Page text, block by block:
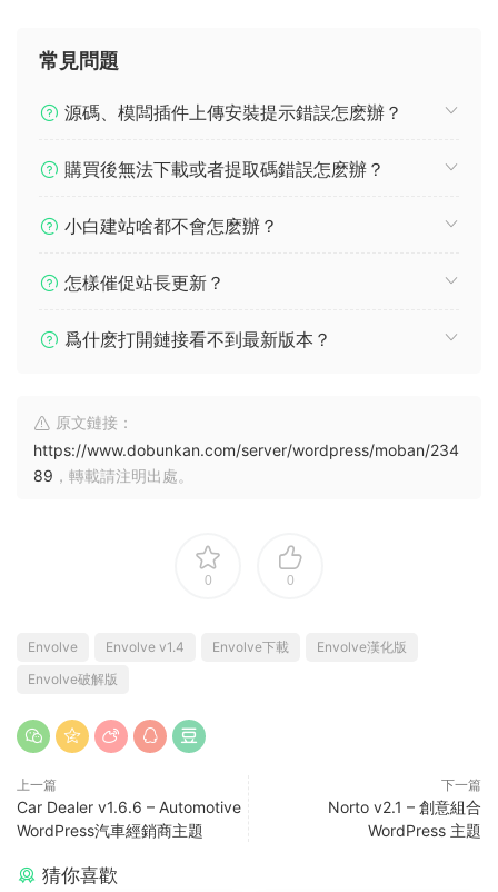
常見問題
源碼、模闆插件上傳安裝提示錯誤怎麽辦？
購買後無法下載或者提取碼錯誤怎麽辦？
小白建站啥都不會怎麽辦？
怎樣催促站長更新？
爲什麽打開鏈接看不到最新版本？
原文鏈接：
https://www.dobunkan.com/server/wordpress/moban/234
89 ，轉載請注明出處。
0 0
Envolve Envolve v1.4 Envolve下載
Envolve漢化版
Envolve破解版
上一篇
Car Dealer v1.6.6 – Automotive
WordPress汽車經銷商主題
下一篇
Norto v2.1 – 創意組合
WordPress 主題
猜你喜歡